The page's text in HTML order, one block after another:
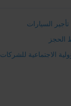
السيارات
الاجتماعية للشركات